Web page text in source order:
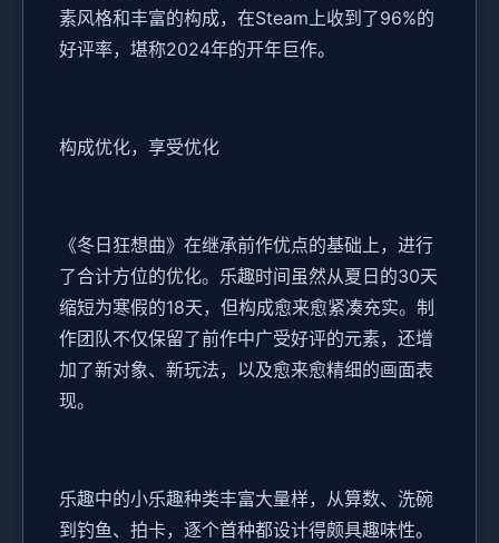
素风格和丰富的构成，在Steam上收到了​​96%的
好评率​​，堪称2024年的开年巨作。
构成优化，享受优化
《冬日狂想曲》在继承前作优点的基础上，进行
了合计方位的优化。乐趣时间虽然从夏日的30天
缩短为寒假的18天，但构成愈来愈紧凑充实。制
作团队不仅保留了前作中广受好评的元素，还增
加了​​新对象、新玩法​​，以及愈来愈精细的画面表
现。
乐趣中的小乐趣种类丰富大量样，从算数、洗碗
到钓鱼、拍卡，逐个首种都设计得颇具趣味性。